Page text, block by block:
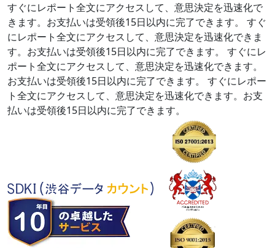
すぐにレポート全文にアクセスして、意思決定を迅速化で
きます。お支払いは受領後15日以内に完了できます。
すぐ
にレポート全文にアクセスして、意思決定を迅速化できま
す。お支払いは受領後15日以内に完了できます。
すぐにレ
ポート全文にアクセスして、意思決定を迅速化できます。
お支払いは受領後15日以内に完了できます。
すぐにレポー
ト全文にアクセスして、意思決定を迅速化できます。お支
払いは受領後15日以内に完了できます。